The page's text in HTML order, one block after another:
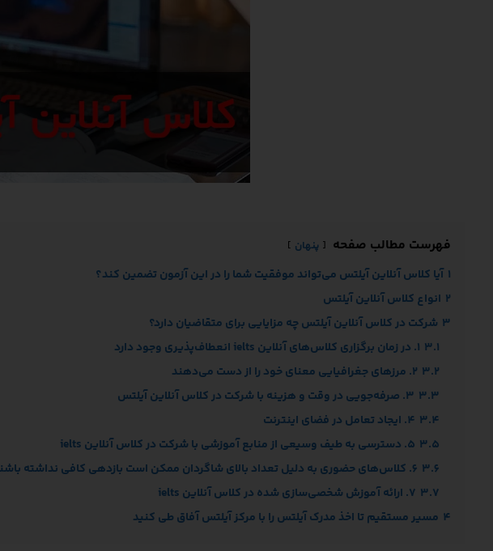
فهرست مطالب صفحه پنهان
1 آیا کلاس آنلاین آیلتس می‌تواند موفقیت شما را در این آزمون تضمین کند؟
2 انواع کلاس آنلاین آیلتس
3 شرکت در کلاس آنلاین آیلتس چه مزایایی برای متقاضیان دارد؟
3.1 1. در زمان برگزاری کلاس‌های آنلاین ielts انعطاف‌پذیری وجود دارد
3.2 2. مرزهای جغرافیایی معنای خود را از دست می‌دهند
3.3 3. صرفه‌جویی در وقت و هزینه با شرکت در کلاس آنلاین آیلتس
3.4 4. ایجاد تعامل در فضای اینترنت
3.5 5. دسترسی به طیف وسیعی از منابع آموزشی با شرکت در کلاس آنلاین ielts
3.6 6. کلاس‌های حضوری به دلیل تعداد بالای شاگردان ممکن است بازدهی کافی نداشته باشند
3.7 7. ارائه آموزش شخصی‌سازی شده در کلاس آنلاین ielts
4 مسیر مستقیم تا اخذ مدرک آیلتس را با مرکز آیلتس آفاق طی کنید